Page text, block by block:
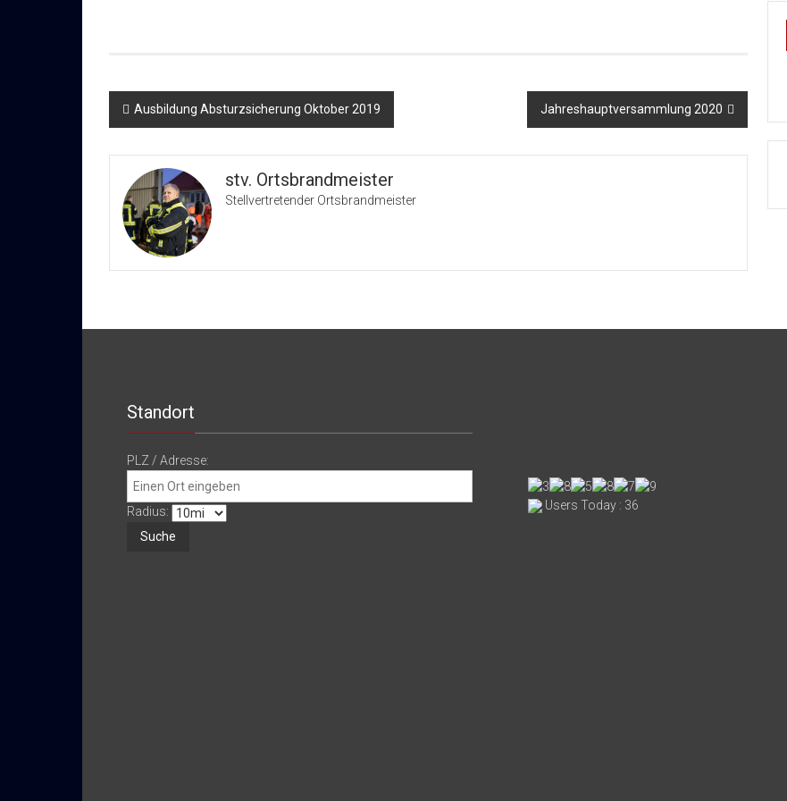
Beitragsnavigation
Ausbildung Absturzsicherung Oktober 2019 Jahreshauptversammlung 2020
stv. Ortsbrandmeister
Stellvertretender Ortsbrandmeister
Standort
PLZ / Adresse:
Radius: Users Today : 36